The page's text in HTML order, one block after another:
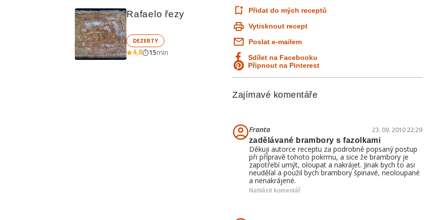
Rafaelo řezy
DEZERTY
4,8 15min
Přidat do mých receptů
Vytisknout recept
Poslat e-mailem
Sdílet na Facebooku
Připnout na Pinterest
Zajímavé komentáře
Franta
23. 09. 2010 22:29
zadělávané brambory s fazolkami
Děkuji autorce receptu za podrobně popsaný postup
při přípravě tohoto pokrmu, a sice že brambory je
zapotřebí umýt, oloupat a nakrájet. Jinak bych to asi
neudělal a použil bych brambory špinavé, neoloupané
a nenakrájené.
Nahlásit komentář